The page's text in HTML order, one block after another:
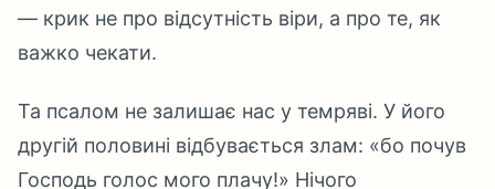
— крик не про відсутність віри, а про те, як
важко чекати.
Та псалом не залишає нас у темряві. У його
другій половині відбувається злам: «бо почув
Господь голос мого плачу!» Нічого